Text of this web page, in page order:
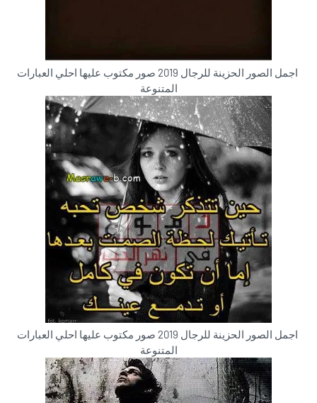
اجمل الصور الحزينة للرجال 2019 صور مكتوب عليها احلي العبارات
المتنوعة
اجمل الصور الحزينة للرجال 2019 صور مكتوب عليها احلي العبارات
المتنوعة